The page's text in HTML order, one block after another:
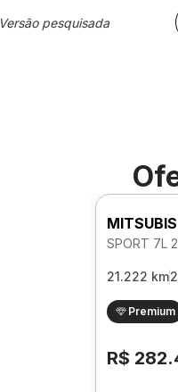
Versão pesquisada
21.222 km
Premium
R$